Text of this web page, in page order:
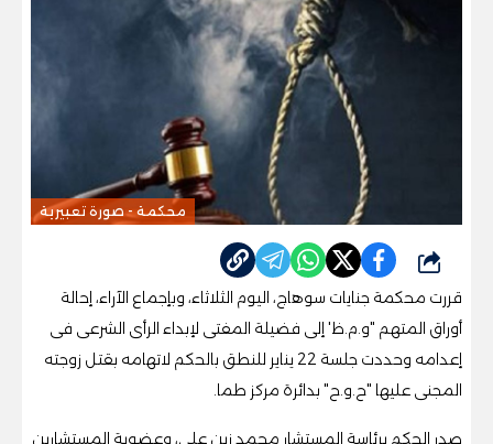
محكمة - صورة تعبيرية
شارك
قررت محكمة جنايات سوهاج، اليوم الثلاثاء، وبإجماع الآراء، إحالة
أوراق المتهم "و.م.ظ' إلى فضيلة المفتى لإبداء الرأى الشرعى فى
إعدامه وحددت جلسة 22 يناير للنطق بالحكم لاتهامه بقتل زوجته
المجنى عليها "ح.و.ح" بدائرة مركز طما.
صدر الحكم برئاسة المستشار محمد زين على، وعضوية المستشارين